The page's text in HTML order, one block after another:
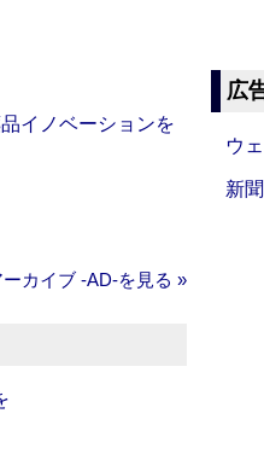
イノベーションを
カイブ ‐AD‐を見る »
広
ウ
新